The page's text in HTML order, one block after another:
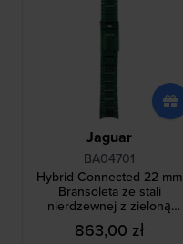
Jaguar
BA04701
Hybrid Connected 22 mm
Bransoleta ze stali
nierdzewnej z zieloną
powłoką
863,00 zł